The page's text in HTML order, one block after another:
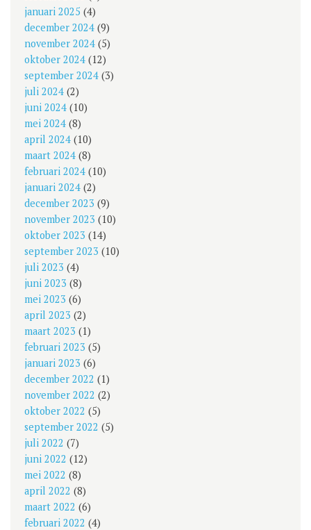
januari 2025 (4)
december 2024 (9)
november 2024 (5)
oktober 2024 (12)
september 2024 (3)
juli 2024 (2)
juni 2024 (10)
mei 2024 (8)
april 2024 (10)
maart 2024 (8)
februari 2024 (10)
januari 2024 (2)
december 2023 (9)
november 2023 (10)
oktober 2023 (14)
september 2023 (10)
juli 2023 (4)
juni 2023 (8)
mei 2023 (6)
april 2023 (2)
maart 2023 (1)
februari 2023 (5)
januari 2023 (6)
december 2022 (1)
november 2022 (2)
oktober 2022 (5)
september 2022 (5)
juli 2022 (7)
juni 2022 (12)
mei 2022 (8)
april 2022 (8)
maart 2022 (6)
februari 2022 (4)